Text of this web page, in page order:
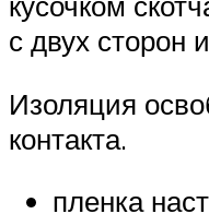
с двух сторон
Изоляция
контакта.
пленка